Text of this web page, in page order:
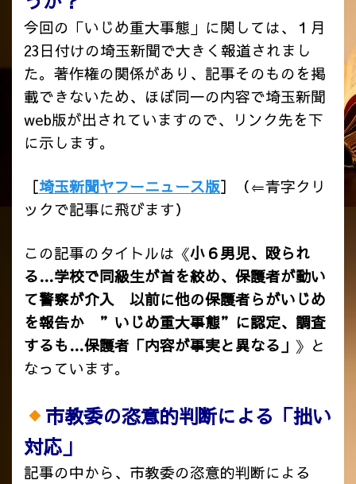
今回の「いじめ重大事態」に関しては、１月
23日付けの埼玉新聞で大きく報道されまし
た。著作権の関係があり、記事そのものを掲
載できないため、ほぼ同一の内容で埼玉新聞
web版が出されていますので、リンク先を下
に示します。
［埼玉新聞ヤフーニュース版］（⇐青字クリ
ックで記事に飛びます）
この記事のタイトルは《小６男児、殴られ
る…学校で同級生が首を絞め、保護者が動い
て警察が介入 以前に他の保護者らがいじめ
を報告か ”いじめ重大事態”に認定、調査
するも…保護者「内容が事実と異なる」 》と
なっています。
市教委の恣意的判断による「拙い
対応」
記事の中から、市教委の恣意的判断による